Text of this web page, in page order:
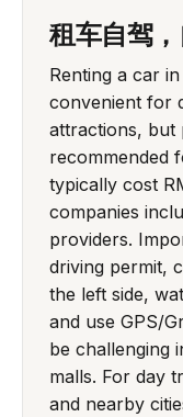
租车自驾
Renting a car
convenient for
attractions, but
recommended
typically cost
companies
providers.
driving permit,
the left side,
and use GPS/
be challenging
malls. For day
and nearby